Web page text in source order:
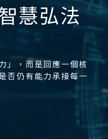
慧弘法
」，而是回應一個核
否仍有能力承接每一